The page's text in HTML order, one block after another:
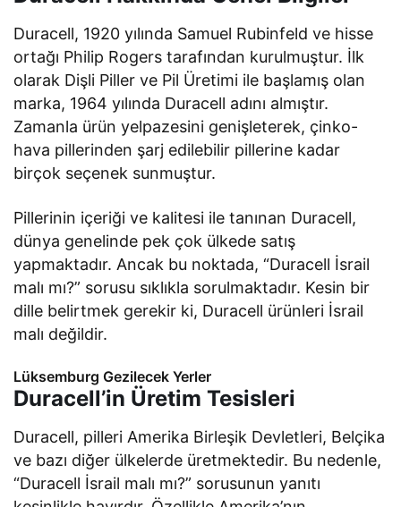
Duracell, 1920 yılında Samuel Rubinfeld ve hisse
ortağı Philip Rogers tarafından kurulmuştur. İlk
olarak Dişli Piller ve Pil Üretimi ile başlamış olan
marka, 1964 yılında Duracell adını almıştır.
Zamanla ürün yelpazesini genişleterek, çinko-
hava pillerinden şarj edilebilir pillerine kadar
birçok seçenek sunmuştur.
Pillerinin içeriği ve kalitesi ile tanınan Duracell,
dünya genelinde pek çok ülkede satış
yapmaktadır. Ancak bu noktada, “Duracell İsrail
malı mı?” sorusu sıklıkla sorulmaktadır. Kesin bir
dille belirtmek gerekir ki, Duracell ürünleri İsrail
malı değildir.
Lüksemburg Gezilecek Yerler
Duracell’in Üretim Tesisleri
Duracell, pilleri Amerika Birleşik Devletleri, Belçika
ve bazı diğer ülkelerde üretmektedir. Bu nedenle,
“Duracell İsrail malı mı?” sorusunun yanıtı